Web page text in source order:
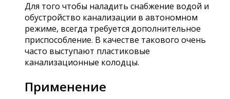
Для того чтобы наладить снабжение водой и
обустройство канализации в автономном
режиме, всегда требуется дополнительное
приспособление. В качестве такового очень
часто выступают пластиковые
канализационные колодцы.
Применение